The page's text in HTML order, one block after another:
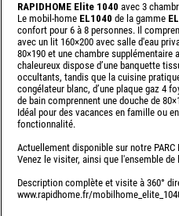
RAPIDHOME Elite 1040 avec 3
Le mobil-home EL1040 de la gamme
confort pour 6 à 8 personnes. Il
avec un lit 160×200 avec salle d'eau
80×190 et une chambre supplémentaire
chaleureux dispose d’une banquette
occultants, tandis que la cuisine
congélateur blanc, d’une plaque gaz 4
de bain comprennent une douche de
Idéal pour des vacances en famille ou
fonctionnalité.
Actuellement disponible sur notre PARC
Venez le visiter, ainsi que l'ensemble
Description complète et visite à 360°
www.rapidhome.fr/